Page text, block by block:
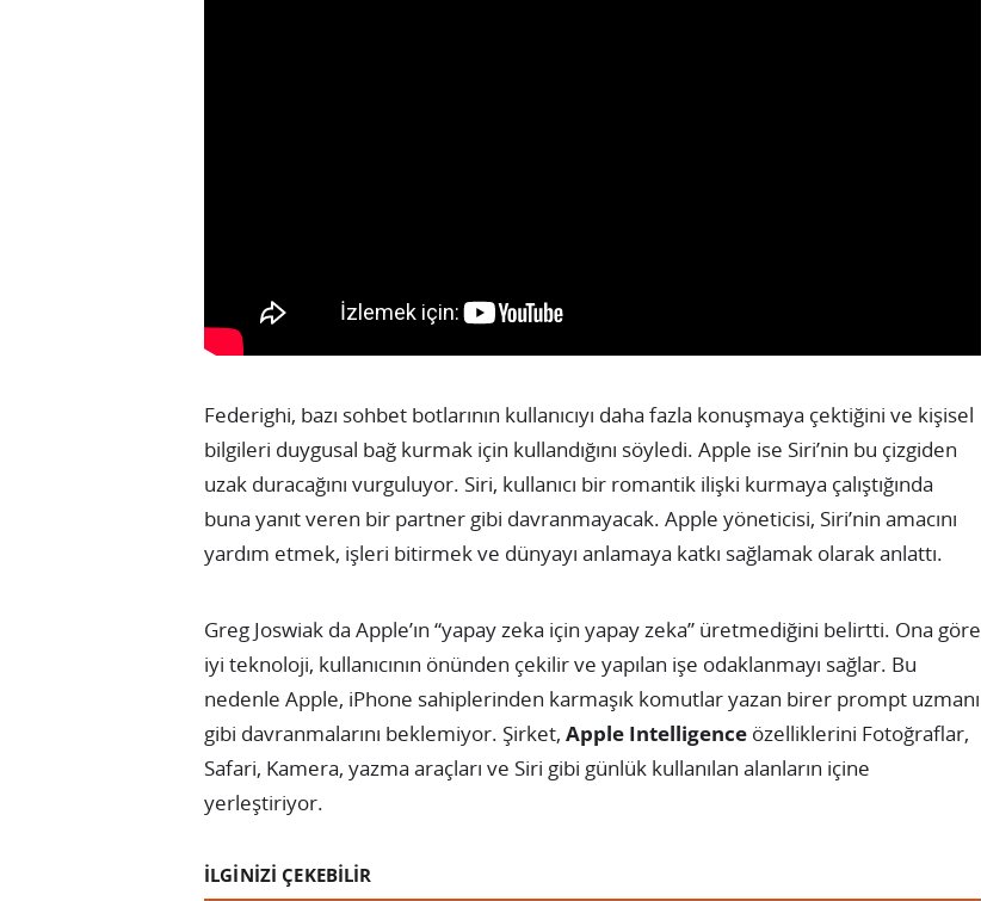
Federighi, bazı sohbet botlarının kullanıcıyı daha fazla konuşmaya çektiğini ve kişisel
bilgileri duygusal bağ kurmak için kullandığını söyledi. Apple ise Siri’nin bu çizgiden
uzak duracağını vurguluyor. Siri, kullanıcı bir romantik ilişki kurmaya çalıştığında
buna yanıt veren bir partner gibi davranmayacak. Apple yöneticisi, Siri’nin amacını
yardım etmek, işleri bitirmek ve dünyayı anlamaya katkı sağlamak olarak anlattı.
Greg Joswiak da Apple’ın “yapay zeka için yapay zeka” üretmediğini belirtti. Ona göre
iyi teknoloji, kullanıcının önünden çekilir ve yapılan işe odaklanmayı sağlar. Bu
nedenle Apple, iPhone sahiplerinden karmaşık komutlar yazan birer prompt uzmanı
gibi davranmalarını beklemiyor. Şirket, Apple Intelligence özelliklerini Fotoğraflar,
Safari, Kamera, yazma araçları ve Siri gibi günlük kullanılan alanların içine
yerleştiriyor.
İLGİNİZİ ÇEKEBİLİR